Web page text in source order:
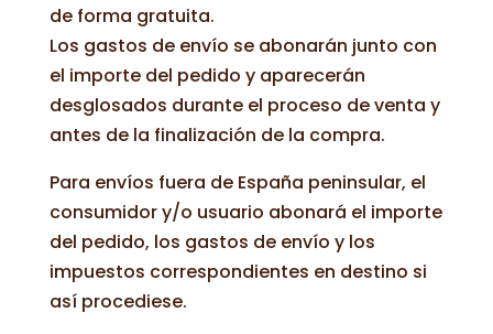
de forma gratuita.
Los gastos de envío se abonarán junto con
el importe del pedido y aparecerán
desglosados durante el proceso de venta y
antes de la finalización de la compra.
Para envíos fuera de España peninsular, el
consumidor y/o usuario abonará el importe
del pedido, los gastos de envío y los
impuestos correspondientes en destino si
así procediese.